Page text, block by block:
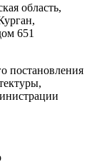
область,
651
постановления